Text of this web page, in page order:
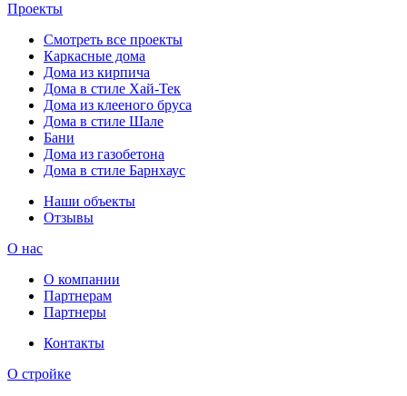
Проекты
Смотреть все проекты
Каркасные дома
Дома из кирпича
Дома в стиле Хай-Тек
Дома из клееного бруса
Дома в стиле Шале
Бани
Дома из газобетона
Дома в стиле Барнхаус
Наши объекты
Отзывы
О нас
О компании
Партнерам
Партнеры
Контакты
О стройке